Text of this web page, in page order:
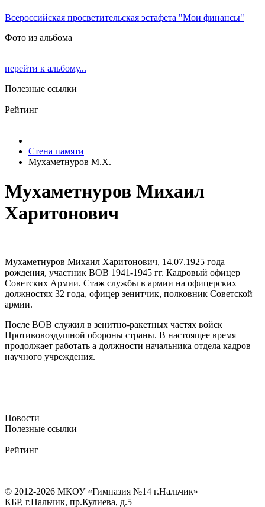
Всероссийская просветительская эстафета "Мои финансы"
Фото из альбома
перейти к альбому...
Полезные ссылки
Рейтинг
Стена памяти
Мухаметнуров М.Х.
Мухаметнуров Михаил
Харитонович
Мухаметнуров Михаил Харитонович, 14.07.1925 года
рождения, участник ВОВ 1941-1945 гг. Кадровый офицер
Советских Армии. Стаж службы в армии на офицерских
должностях 32 года, офицер зенитчик, полковник Советской
армии.
После ВОВ служил в зенитно-ракетных частях войск
Противовоздушной обороны страны. В настоящее время
продолжает работать а должности начальника отдела кадров
научного учреждения.
Новости
Полезные ссылки
Рейтинг
© 2012-2026 МКОУ «Гимназия №14 г.Нальчик»
КБР, г.Нальчик, пр.Кулиева, д.5